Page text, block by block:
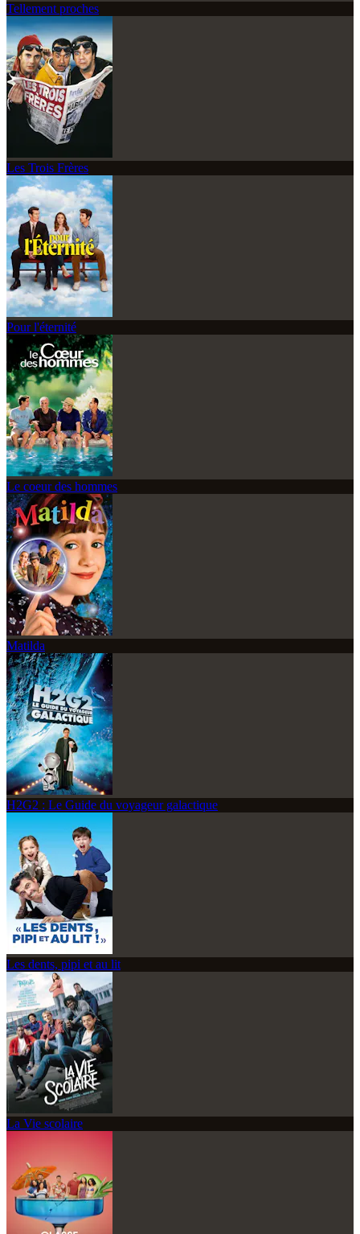
Tellement proches
Les Trois Frères
Pour l'éternité
Le coeur des hommes
Matilda
H2G2 : Le Guide du voyageur galactique
Les dents, pipi et au lit
La Vie scolaire